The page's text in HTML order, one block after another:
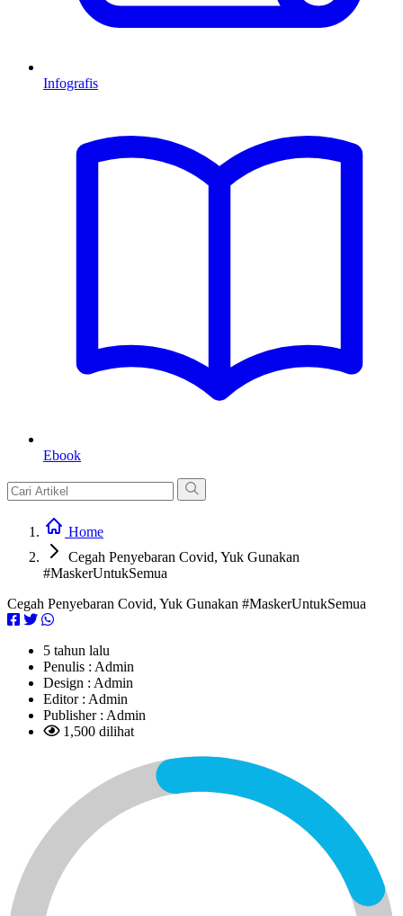
Infografis
Ebook
Home
Cegah Penyebaran Covid, Yuk Gunakan
#MaskerUntukSemua
Cegah Penyebaran Covid, Yuk Gunakan #MaskerUntukSemua
5 tahun lalu
Penulis : Admin
Design : Admin
Editor : Admin
Publisher : Admin
1,500 dilihat